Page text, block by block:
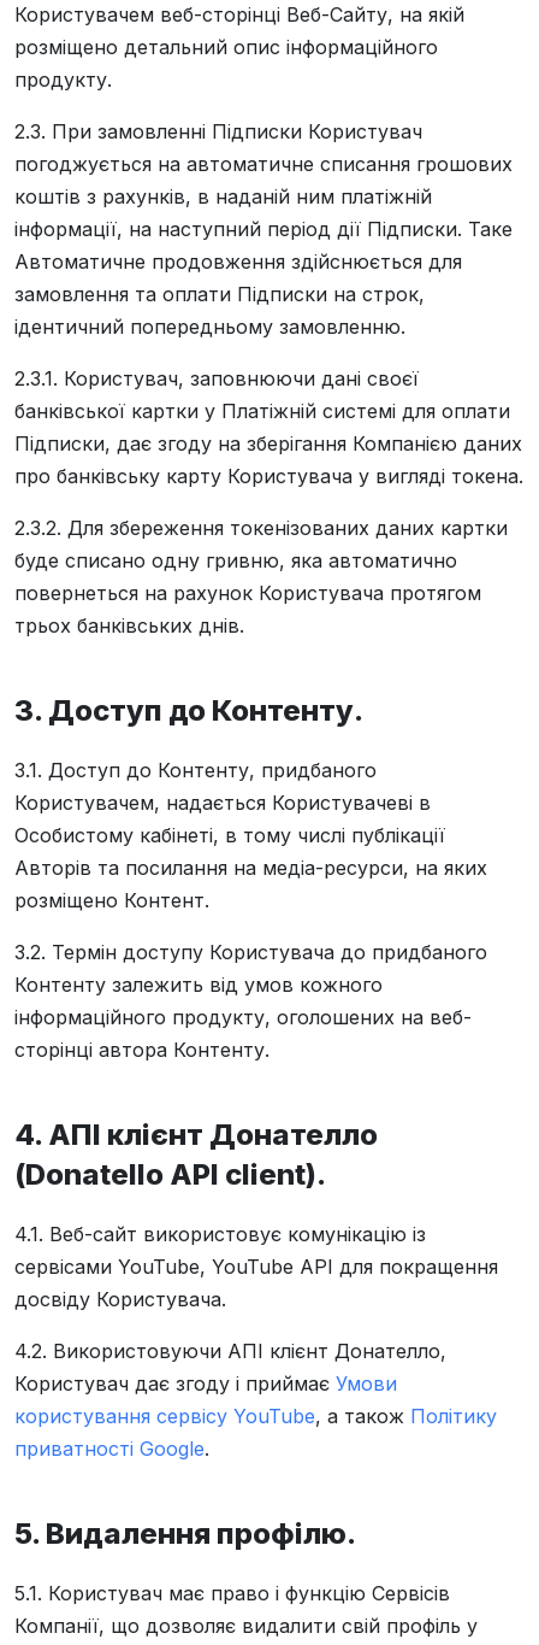
Користувачем веб-сторінці Веб-Сайту, на якій
розміщено детальний опис інформаційного
продукту.
2.3. При замовленні Підписки Користувач
погоджується на автоматичне списання грошових
коштів з рахунків, в наданій ним платіжній
інформації, на наступний період дії Підписки. Таке
Автоматичне продовження здійснюється для
замовлення та оплати Підписки на строк,
ідентичний попередньому замовленню.
2.3.1. Користувач, заповнюючи дані своєї
банківської картки у Платіжній системі для оплати
Підписки, дає згоду на зберігання Компанією даних
про банківську карту Користувача у вигляді токена.
2.3.2. Для збереження токенізованих даних картки
буде списано одну гривню, яка автоматично
повернеться на рахунок Користувача протягом
трьох банківських днів.
3. Доступ до Контенту.
3.1. Доступ до Контенту, придбаного
Користувачем, надається Користувачеві в
Особистому кабінеті, в тому числі публікації
Авторів та посилання на медіа-ресурси, на яких
розміщено Контент.
3.2. Термін доступу Користувача до придбаного
Контенту залежить від умов кожного
інформаційного продукту, оголошених на веб-
сторінці автора Контенту.
4. АПІ клієнт Донателло
(Donatello API client).
4.1. Веб-сайт використовує комунікацію із
сервісами YouTube, YouTube API для покращення
досвіду Користувача.
4.2. Використовуючи АПІ клієнт Донателло,
Користувач дає згоду і приймає Умови
користування сервісу YouTube, а також Політику
приватності Google.
5. Видалення профілю.
5.1. Користувач має право і функцію Сервісів
Компанії, що дозволяє видалити свій профіль у